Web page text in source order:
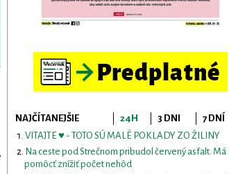
NAJČÍTANEJŠIE 24H 3 DNI
7 DNÍ
VITAJTE ♥ - TOTO SÚ MALÉ POKLADY ZO ŽILINY
Na ceste pod Strečnom pribudol červený asfalt. Má
pomôcť znížiť počet nehôd